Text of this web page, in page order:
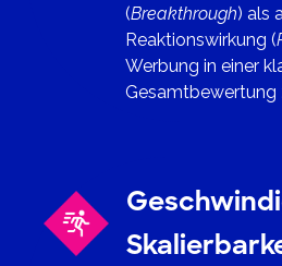
(Breakthrough) als
Reaktionswirkung (
Werbung in einer
Gesamtbewertung